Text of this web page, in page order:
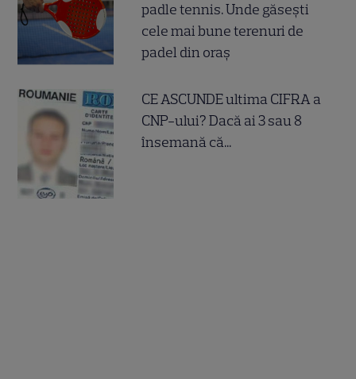
padle tennis. Unde găsești
cele mai bune terenuri de
padel din oraș
CE ASCUNDE ultima CIFRA a
CNP-ului? Dacă ai 3 sau 8
însemană că...